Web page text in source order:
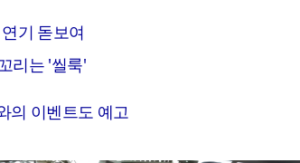
기 돋보여
리는 '씰룩'
의 이벤트도 예고